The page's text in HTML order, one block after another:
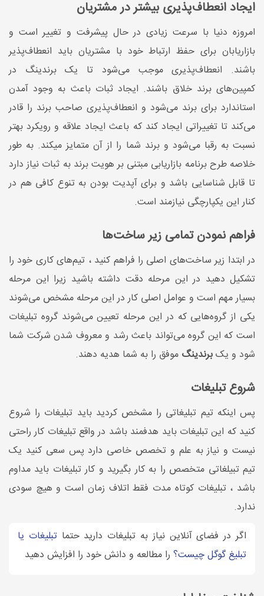
ایجاد انعطاف‌پذیری بیشتر در مشتریان
امروزه دنیا با سرعت زیادی در حال پیشرفت و تغییر است و
بازاریابان برای حفظ ارتباط خود با مشتریان باید انعطاف‌پذیر
باشند. انعطاف‌پذیری موجب می‌شود تا یک برندینگ در
کمپین‌های برند خلاق باشند. ایجاد ثبات باعث به وجود آمدن
استاندارد برای برند می‌شود و انعطاف‌پذیری صاحب برند را قادر
می‌کند تا تغییراتی ایجاد کند که باعث ایجاد علاقه و رویکرد بهتر
نسبت به رقبا می‌شود و برند شما را از آن متمایز می­کند. به طور
خلاصه طرح برنامه بازاریابی مبتنی بر هویت برند به ثبات نیاز دارد
تا قابل‌ شناسایی باشد و برای آپدیت بودن به تنوع کافی هم در
کنار این یکپارچگی نیازمند است.
فراهم نمودن تمامی زیر ساخت‌­ها
در ابتدا زیر ساخت‌­های اصلی را فراهم کنید ، تیم‌­های کاری خود را
تشکیل دهید در این مرحله دقت داشته باشید زیرا این مرحله
بسیار مهم است و عوامل اصلی کار در این مرحله مشخص می­‌شوند
یکی از گروه‌­هایی که در این مرحله تعیین می­‌شوند گروه تبلیغات
است که این گروه می­‌تواند باعث رشد و معروف شدن شرکت شما
شود و یکبرندینگ موفق را به شما هدیه دهند.
شروع تبلیغات
پس اینکه تیم تبلیغاتی را مشخص کردید باید تبلیغات را شروع
کنید که این تبلیغات باید هدفمند باشد در واقع تبلیغات کار راحتی
نیست و نیاز به علم و تخصص خاصی دارد پس سعی کنید یک
تیم تبیلغاتی متخصص را به کار بگیرید و کار تبلیغات باید مداوم
باشد ، تبلیغات کوتاه مدت فقط اتلاف زمان است و هیچ سودی
ندارد.
اگر در فضای آنلاین نیاز به تبلیغات دارید حتماتبلیغات یا
تبلیغ گوگل چیست؟ را مطالعه و دانش خود را افزایش دهید